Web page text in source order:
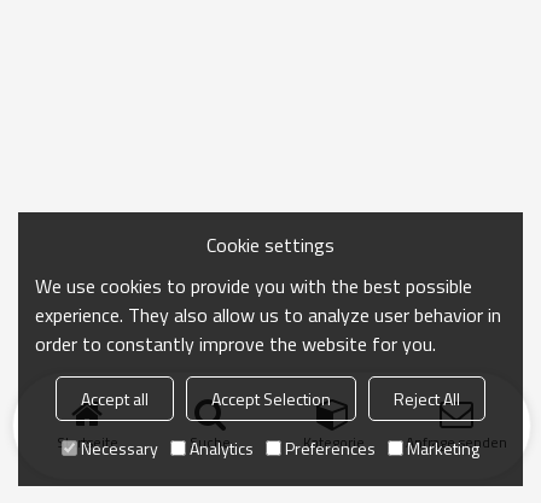
Startseite Suche Kategorie Anfrage senden
Cookie settings
We use cookies to provide you with the best possible
experience. They also allow us to analyze user behavior in
order to constantly improve the website for you.
Accept all Accept Selection
Reject All
Necessary
Analytics Preferences Marketing